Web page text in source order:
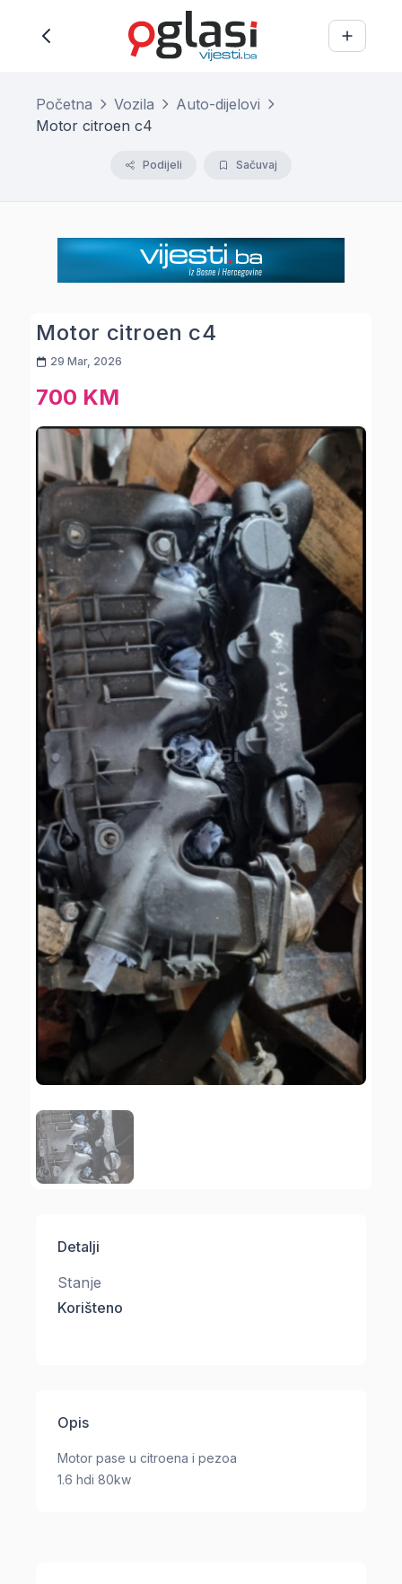
Početna Vozila
Auto-dijelovi
Motor citroen c4
Podijeli Sačuvaj
Motor citroen c4
29 Mar, 2026
700 KM
Detalji
Stanje
Korišteno
Opis
Motor pase u citroena i pezoa
1.6 hdi 80kw